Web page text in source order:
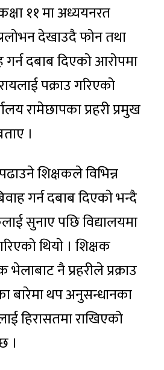
११ मा अध्ययनरत
प्रलोभन देखाउदै फोन तथा
गर्न दबाब दिएको आरोपमा
पक्राउ गरिएको
रामेछापका प्रहरी प्रमुख
।
शिक्षकले विभिन्न
गर्न दबाब दिएकाे भन्दै
सुनाए पछि विद्यालयमा
थियाे । शिक्षक
नै प्रहरीले प्रक्राउ
बारेमा थप अनुसन्धानका
हिरासतमा राखिएको
।